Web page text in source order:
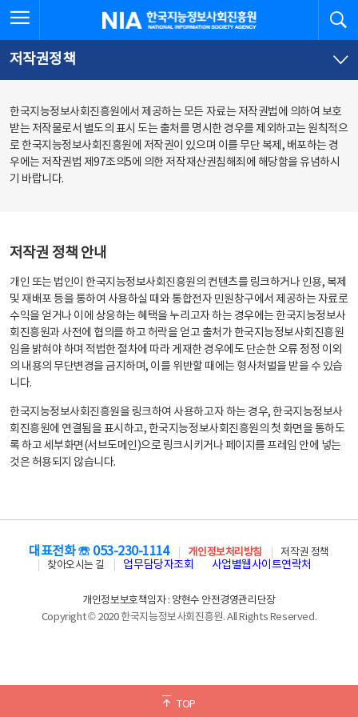
문
로
가
체
뉴
바
가
한국지능정보사회진흥원
저작권정책
한국지능정보사회진흥원에서 제공하는 모든 자료는 저작권법에 의하여 보호
받는 저작물로서 별도의 표시 도는 출처를 명시한 경우를 제외하고는 원칙적으
로 한국지능정보사회진흥원에 저작권이 있으며 이를 무단 복제, 배포하는 경
우에는 저작권법 제97조의5에 의한 저작재산권침해죄에 해당함을 유념하시
기 바랍니다.
저작권 정책 안내
개인 또는 법인이 한국지능정보사회진흥원의 컨텐츠를 링크하거나 인용, 복제
및 재배포 등을 통하여 사용하실 때와 통합전자 민원창구에서 제공하는 자료로
수익을 얻거나 이에 상응하는 혜택을 누리고자 하는 경우에는 한국지능정보사
회진흥원과 사전에 협의를 하고 허락을 얻고 출처가 한국지능정보사회진흥원
임을 밝혀야 하며 적법한 절차에 따라 게재한 경우에도 단순한 오류 정정 이외
의 내용의 무단변경을 금지하며, 이를 위반할 때에는 형사처벌을 받을 수 있습
니다.
한국지능정보사회진흥원을 링크하여 사용하고자 하는 경우, 한국지능정보사
회진흥원에 연결됨을 표시하고, 한국지능정보사회진흥원의 첫 화면을 통하도
록 하고 세부화면(서브도메인)으로 링크시키거나 페이지를 프레임 안에 넣는
것은 허용되지 않습니다.
TOP
대표전화 ☏ 053-230-1114 개인정보처리방침
저작권 정책
찾아오시는 길
업무담당자조회 사업별웹사이트연락처
개인정보보호책임자 : 양현수 안전경영관리단장
Copyright © 2020 한국지능정보사회진흥원. All Rights Reserved.